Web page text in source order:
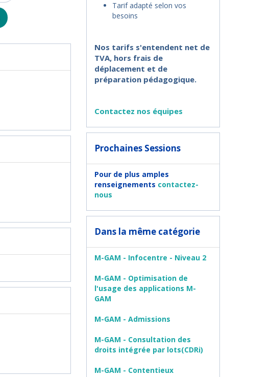
Tarif adapté selon vos
besoins
Nos tarifs s'entendent net de
TVA, hors frais de
déplacement et de
préparation pédagogique.
Contactez nos équipes
Prochaines Sessions
Pour de plus amples
renseignements contactez-
nous
Dans la même catégorie
M-GAM - Infocentre - Niveau 2
M-GAM - Optimisation de
l'usage des applications M-
GAM
M-GAM - Admissions
M-GAM - Consultation des
droits intégrée par lots(CDRi)
M-GAM - Contentieux